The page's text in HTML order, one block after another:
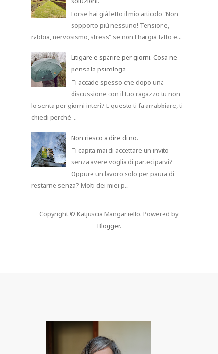
Forse hai già letto il mio articolo "Non
sopporto più nessuno! Tensione,
rabbia, nervosismo, stress" se non l'hai già fatto e...
Litigare e sparire per giorni. Cosa ne
pensa la psicologa.
Ti accade spesso che dopo una
discussione con il tuo ragazzo tu non
lo senta per giorni interi? E questo ti fa arrabbiare, ti
chiedi perché ...
Non riesco a dire di no.
Ti capita mai di accettare un invito
senza avere voglia di parteciparvi?
Oppure un lavoro solo per paura di
restarne senza? Molti dei miei p...
Copyright © Katjuscia Manganiello. Powered by
Blogger.